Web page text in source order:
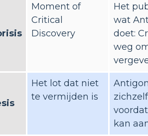
Moment of
Critical
Discovery
Het
wat
doet:
weg
Het lot dat niet
te vermijden is
kan